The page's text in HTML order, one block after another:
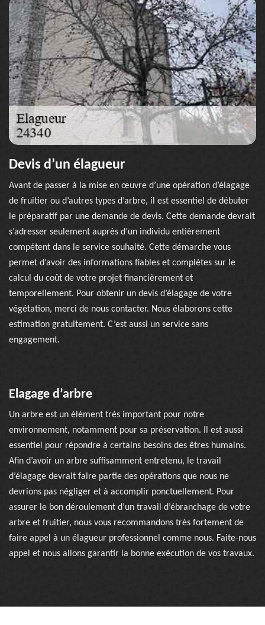
Devis d’un élagueur
Avant de passer à la mise en œuvre d’une opération d’élagage
de fruitier ou d’autres types d’arbre, il est essentiel de débuter
le préparatif par une demande de devis. Cette demande devrait
s’adresser seulement auprès d’un individu entièrement
compétent dans le service souhaité. Cette démarche vous
permet d’avoir des informations fiables et complètes sur le
calcul du coût de votre projet financièrement et
temporellement. Pour obtenir un devis d’élagage de votre
végétation, merci de nous contacter. Nous élaborons cette
estimation gratuitement. C’est aussi un service sans
engagement.
Elagage d’arbre
Un arbre est un élément très important pour notre
environnement, notamment pour sa préservation. Il est aussi
essentiel pour répondre à certains besoins des êtres humains.
Afin d’avoir un arbre suffisamment entretenu, le travail
d’élagage devrait faire partie des opérations que nous ne
devrions pas négliger et à accomplir ponctuellement. Pour
assurer le bon déroulement d’un travail d’ébranchage de votre
arbre et fruitier, nous vous recommandons très fortement de
faire appel à un élagueur professionnel comme nous. Faite-nous
appel et nous allons garantir la bonne exécution de vos travaux.